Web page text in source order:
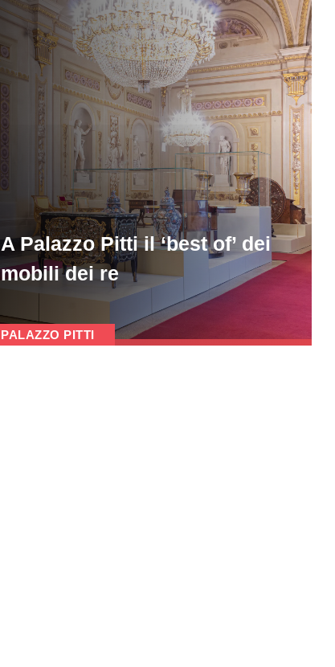
PALAZZO PITTI
A Palazzo Pitti il ‘best of’ dei
mobili dei re